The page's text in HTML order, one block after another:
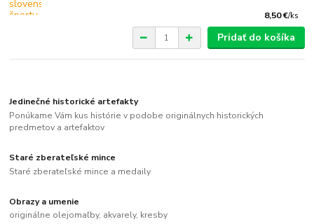
8,50 €/ks
Pridať do košíka
Jedinečné historické artefakty
Ponúkame Vám kus histórie v podobe originálnych historických
predmetov a artefaktov
Staré zberateľské mince
Staré zberateľské mince a medaily
Obrazy a umenie
originálne olejomaľby, akvarely, kresby